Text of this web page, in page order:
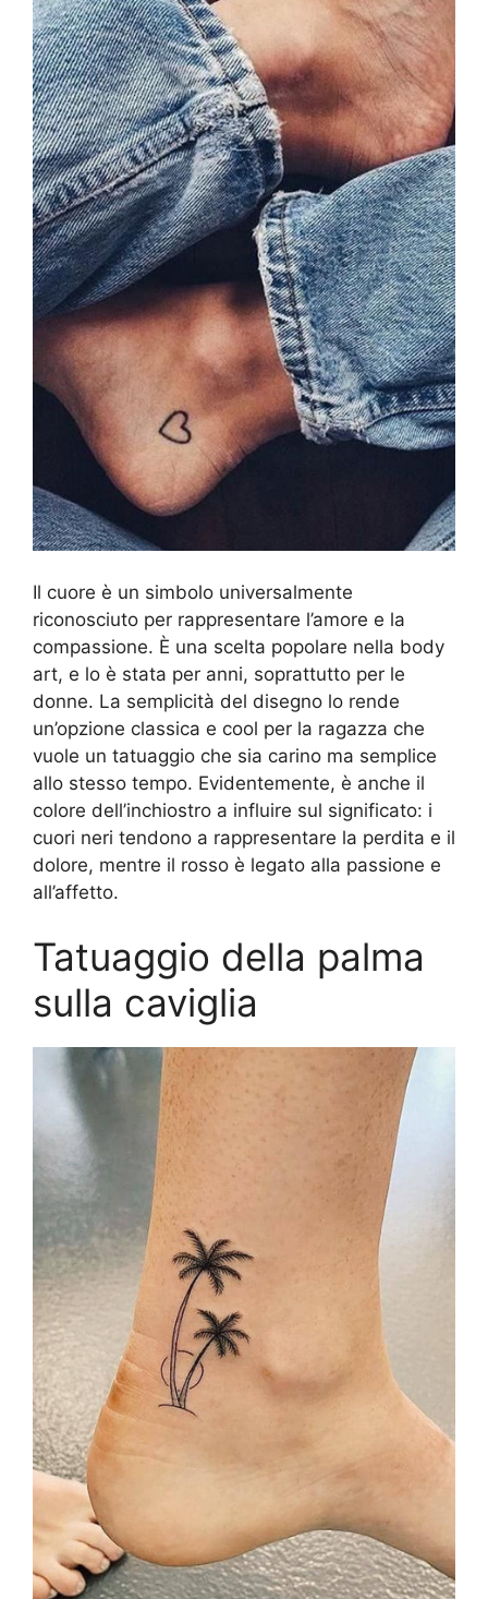
Il cuore è un simbolo universalmente
riconosciuto per rappresentare l’amore e la
compassione. È una scelta popolare nella body
art, e lo è stata per anni, soprattutto per le
donne. La semplicità del disegno lo rende
un’opzione classica e cool per la ragazza che
vuole un tatuaggio che sia carino ma semplice
allo stesso tempo. Evidentemente, è anche il
colore dell’inchiostro a influire sul significato: i
cuori neri tendono a rappresentare la perdita e il
dolore, mentre il rosso è legato alla passione e
all’affetto.
Tatuaggio della palma
sulla caviglia